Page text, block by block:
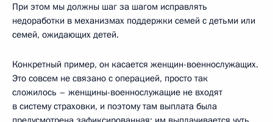
При этом мы должны шаг за шагом исправлять
недоработки в механизмах поддержки семей с детьми или
семей, ожидающих детей.
Конкретный пример, он касается женщин-военнослужащих.
Это совсем не связано с операцией, просто так
сложилось – женщины-военнослужащие не входят
в систему страховки, и поэтому там выплата была